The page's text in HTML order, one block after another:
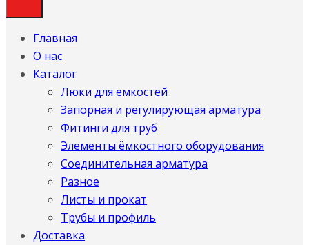
Главная
О нас
Каталог
Люки для ёмкостей
Запорная и регулирующая арматура
Фитинги для труб
Элементы ёмкостного оборудования
Соединительная арматура
Разное
Листы и прокат
Трубы и профиль
Доставка